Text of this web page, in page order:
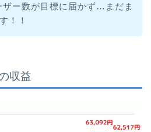
ザー数が目標に届かず…まだま
！！
収益